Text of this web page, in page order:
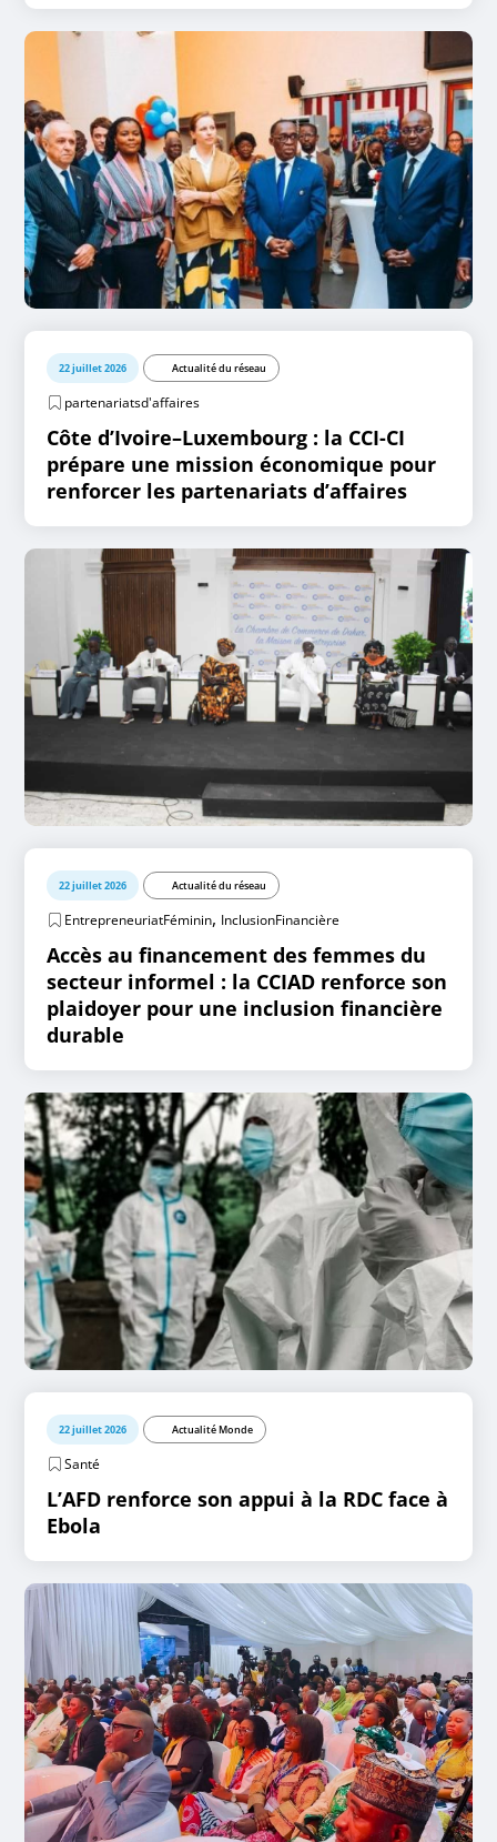
22 juillet 2026 Actualité du réseau
partenariatsd'affaires
Côte d’Ivoire–Luxembourg : la CCI-CI
prépare une mission économique pour
renforcer les partenariats d’affaires
22 juillet 2026 Actualité du réseau
EntrepreneuriatFéminin, InclusionFinancière
Accès au financement des femmes du
secteur informel : la CCIAD renforce son
plaidoyer pour une inclusion financière
durable
22 juillet 2026 Actualité Monde
Santé
L’AFD renforce son appui à la RDC face à
Ebola